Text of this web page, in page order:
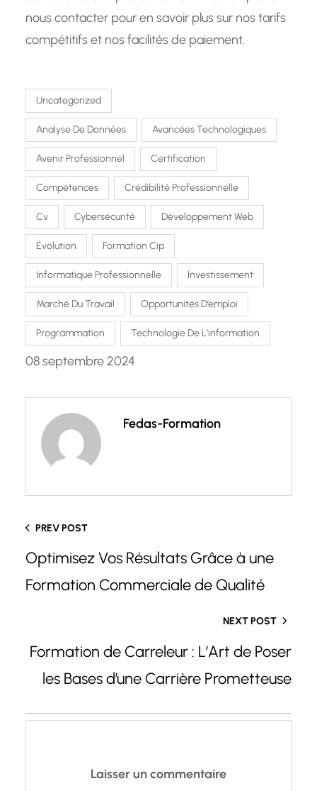
nous contacter pour en savoir plus sur nos tarifs
compétitifs et nos facilités de paiement.
Uncategorized
Analyse De Données Avancées Technologiques
Avenir Professionnel Certification
Compétences Crédibilité Professionnelle
Cv Cybersécurité Développement Web
Évolution Formation Cip
Informatique Professionnelle Investissement
Marché Du Travail Opportunités D’emploi
Programmation Technologie De L’information
08 septembre 2024
Fedas-Formation
PREV POST
Optimisez Vos Résultats Grâce à une
Formation Commerciale de Qualité
NEXT POST
Formation de Carreleur : L’Art de Poser
les Bases d’une Carrière Prometteuse
Laisser un commentaire